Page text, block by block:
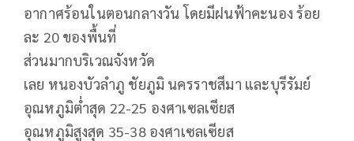
อากาศร้อนในตอนกลางวัน โดยมีฝนฟ้าคะนอง ร้อย
ละ 20 ของพื้นที่
ส่วนมากบริเวณจังหวัด
เลย หนองบัวลำภู ชัยภูมิ นครราชสีมา และบุรีรัมย์
อุณหภูมิต่ำสุด 22-25 องศาเซลเซียส
อุณหภูมิสูงสุด 35-38 องศาเซลเซียส